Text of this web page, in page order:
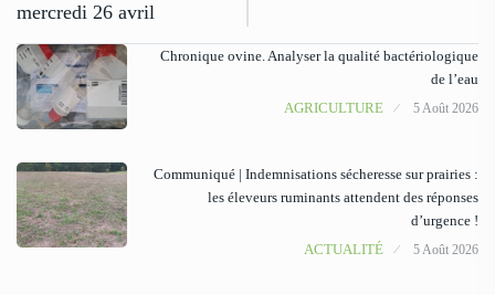
mercredi 26 avril
Chronique ovine. Analyser la qualité bactériologique
de l’eau
AGRICULTURE
5 Août 2026
Communiqué | Indemnisations sécheresse sur prairies :
les éleveurs ruminants attendent des réponses
d’urgence !
ACTUALITÉ
5 Août 2026